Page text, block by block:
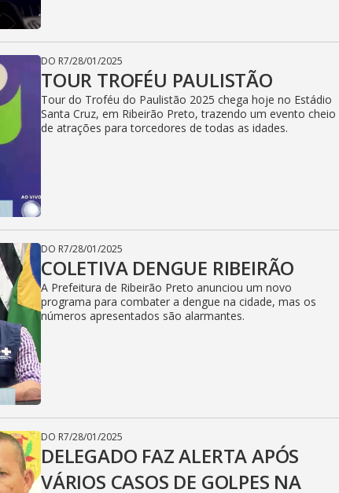
DO R7/28/01/2025
TOUR TROFÉU PAULISTÃO
Tour do Troféu do Paulistão 2025 chega hoje no Estádio
Santa Cruz, em Ribeirão Preto, trazendo um evento cheio
de atrações para torcedores de todas as idades.
DO R7/28/01/2025
COLETIVA DENGUE RIBEIRÃO
A Prefeitura de Ribeirão Preto anunciou um novo
programa para combater a dengue na cidade, mas os
números apresentados são alarmantes.
DO R7/28/01/2025
DELEGADO FAZ ALERTA APÓS
VÁRIOS CASOS DE GOLPES NA